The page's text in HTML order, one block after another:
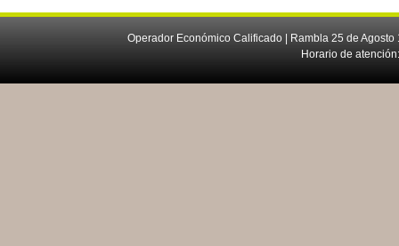
Operador Económico Calificado | Rambla 25 de
Horario de